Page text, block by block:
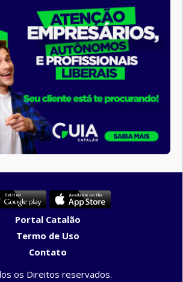
Portal Catalão
Termo de Uso
Contato
os Direitos reservados.